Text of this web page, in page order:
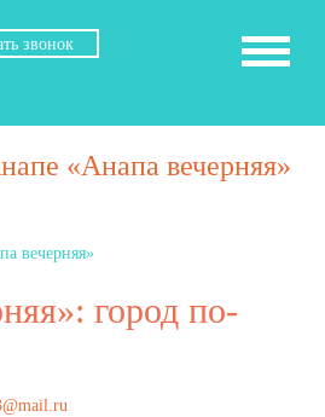
звонок
«Анапа вечерняя»
город по-